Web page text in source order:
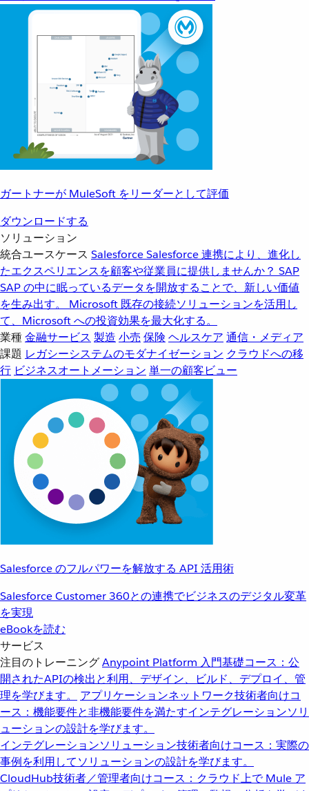
ガートナーが MuleSoft をリーダーとして評価
ダウンロードする
ソリューション
統合ユースケース SalesforceSalesforce 連携により、進化し
たエクスペリエンスを顧客や従業員に提供しませんか？ SAP
SAP の中に眠っているデータを開放することで、新しい価値
を生み出す。
Microsoft 既存の接続ソリューションを活用し
て、Microsoft への投資効果を最大化する。
業種金融サービス 製造 小売 保険 ヘルスケア 通信・メディア
課題 レガシーシステムのモダナイゼーション クラウドへの移
行 ビジネスオートメーション 単一の顧客ビュー
Salesforce のフルパワーを解放する API 活用術
Salesforce Customer 360との連携でビジネスのデジタル変革
を実現
eBookを読む
サービス
注目のトレーニングAnypoint Platform 入門基礎コース：公
開されたAPIの検出と利用、デザイン、ビルド、デプロイ、管
理を学びます。
アプリケーションネットワーク技術者向けコ
ース：機能要件と非機能要件を満たすインテグレーションソリ
ューションの設計を学びます。
インテグレーションソリューション技術者向けコース：実際の
事例を利用してソリューションの設計を学びます。
CloudHub技術者／管理者向けコース：クラウド上で Mule ア